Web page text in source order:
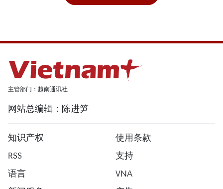
主管部门：越南通讯社
网站总编辑：陈进笋
知识产权
使用条款
RSS
支持
语言
VNA